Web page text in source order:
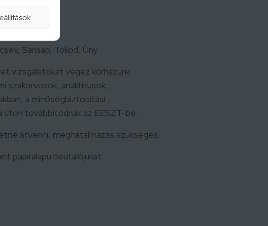
Sárisáp, Tokod, Úny
vizsgálatokat végez kórházunk
analitikusok,
a minőségbiztosítási
úton továbbítódnak az EESZT-be.
átvenni, meghatalmazás szükséges.
papíralapú beutalójukat.